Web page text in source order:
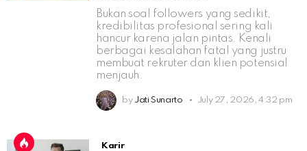
Bukan soal followers yang sedikit,
kredibilitas profesional sering kali
hancur karena jalan pintas. Kenali
berbagai kesalahan fatal yang justru
membuat rekruter dan klien potensial
menjauh.
by Jati Sunarto July 27, 2026, 4:32 pm
Karir